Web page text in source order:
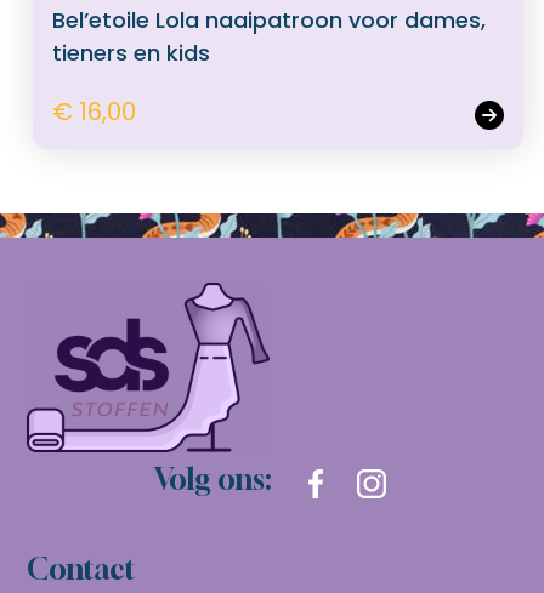
Bel’etoile Lola naaipatroon voor dames,
tieners en kids
€ 16,00
Volg ons:
Contact